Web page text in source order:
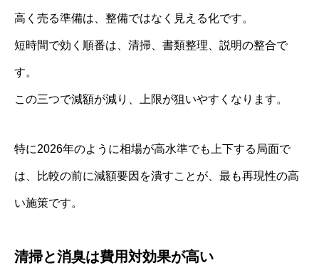
高く売る準備は、整備ではなく見える化です。
短時間で効く順番は、清掃、書類整理、説明の整合で
す。
この三つで減額が減り、上限が狙いやすくなります。
特に2026年のように相場が高水準でも上下する局面で
は、比較の前に減額要因を潰すことが、最も再現性の高
い施策です。
清掃と消臭は費用対効果が高い